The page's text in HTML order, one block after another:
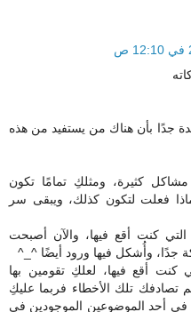
جدًا بأن هناك من يستفيد من هذه
كثيرة، ومثلكِ تمامًا تكون
فعلت لتكون كذلك، ويبقى سر
كنت أقع فيها، والآن أصبحت
جدًا، وأُشكل فيها ورود أيضًا ^_^
أقع فيها، لعلكِ تقومين بها
تصادفك تلك الأخطاء فربما عليكِ
في أحد الموضوعين الموجودين في